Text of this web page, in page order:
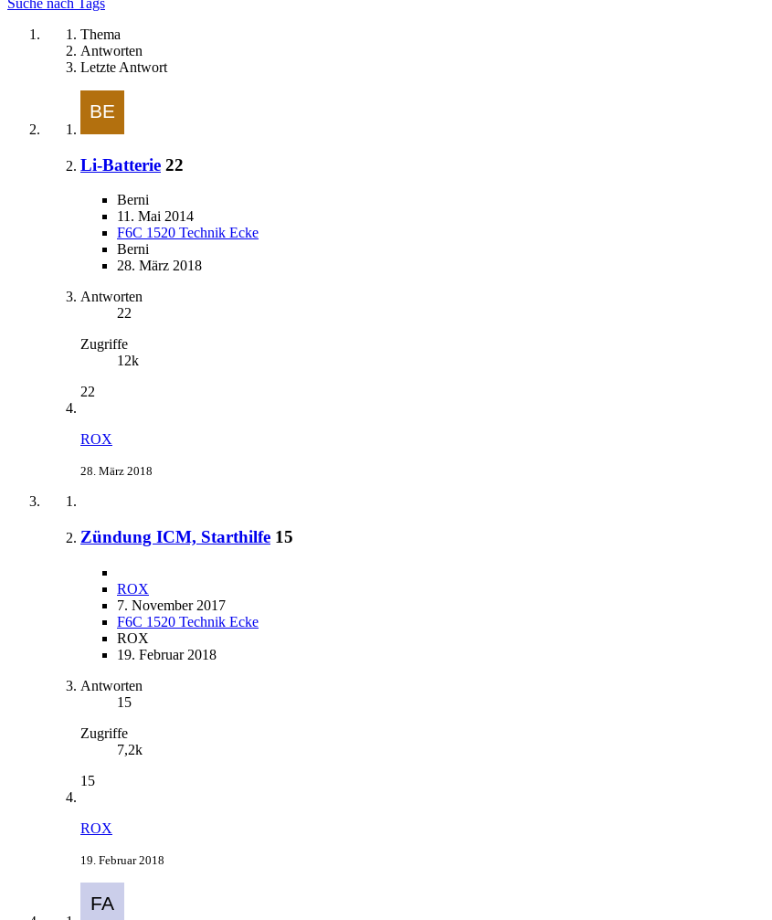
Thema
Antworten
Letzte Antwort
Li-Batterie 22
Berni
11. Mai 2014
F6C 1520 Technik Ecke
Berni
28. März 2018
Antworten
22
Zugriffe
12k
22
ROX
28. März 2018
Zündung ICM, Starthilfe 15
ROX
7. November 2017
F6C 1520 Technik Ecke
ROX
19. Februar 2018
Antworten
15
Zugriffe
7,2k
15
ROX
19. Februar 2018